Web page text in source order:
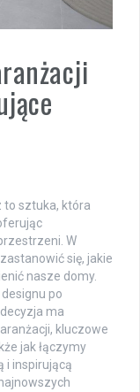
to sztuka, która
W
się, jakie
nasze domy.
po
ma
kluczowe
jak łączymy
i inspirującą